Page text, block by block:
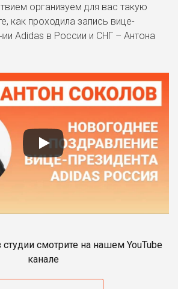
организуем для вас такую
как проходила запись вице-
Adidas в России и СНГ – Антона
смотрите на нашем YouTube
канале